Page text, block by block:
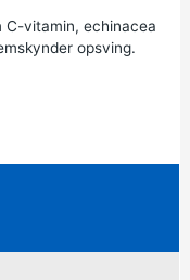
C-vitamin, echinacea
opsving.